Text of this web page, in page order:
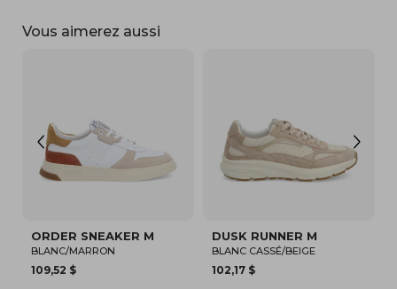
Vous aimerez aussi
ORDER SNEAKER M
BLANC/MARRON
109,52 $
DUSK RUNNER M
BLANC CASSÉ/BEIGE
102,17 $